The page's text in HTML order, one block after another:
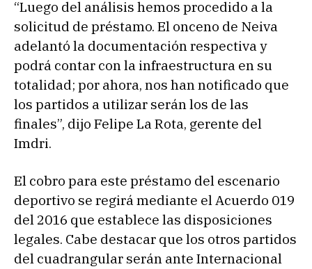
“Luego del análisis hemos procedido a la
solicitud de préstamo. El onceno de Neiva
adelantó la documentación respectiva y
podrá contar con la infraestructura en su
totalidad; por ahora, nos han notificado que
los partidos a utilizar serán los de las
finales”, dijo Felipe La Rota, gerente del
Imdri.
El cobro para este préstamo del escenario
deportivo se regirá mediante el Acuerdo 019
del 2016 que establece las disposiciones
legales. Cabe destacar que los otros partidos
del cuadrangular serán ante Internacional